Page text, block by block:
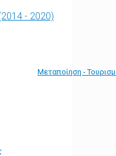
- 2020)
Μεταποίηση -